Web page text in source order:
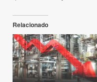
Relacionado